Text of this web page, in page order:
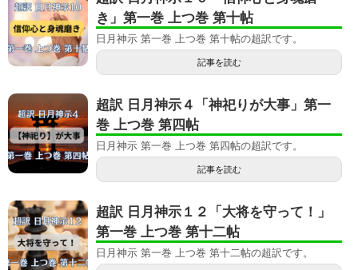
き」第一巻 上つ巻 第十帖
日月神示 第一巻 上つ巻 第十帖の超訳です。
記事を読む
超訳 日月神示４「神祀りが大事」第一
巻 上つ巻 第四帖
日月神示 第一巻 上つ巻 第四帖の超訳です。
記事を読む
超訳 日月神示１２「大将を守って！」
第一巻 上つ巻 第十二帖
日月神示 第一巻 上つ巻 第十二帖の超訳です。